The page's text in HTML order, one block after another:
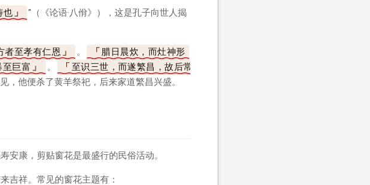
也
”（《论语·八佾》），这是孔子向世人揭
者至孝有仁恩 。
腊日晨炊，而灶神形
至巨富 。
至识三世，而遂繁昌，故后常
，他便杀了黄羊祭祀，后来家道繁昌兴盛。
安康，剪贴窗花是最盛行的民俗活动。
吉祥。常见的窗花主题有：